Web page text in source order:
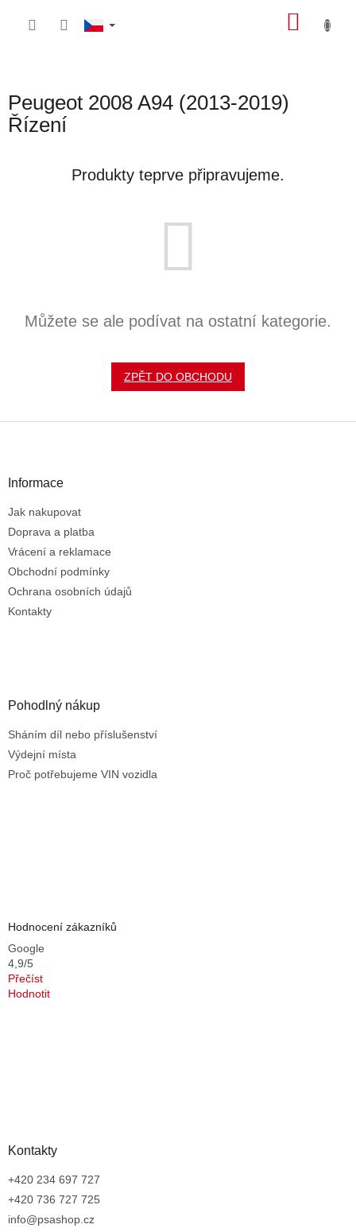
Peugeot 2008 A94 (2013-2019)
Řízení
Produkty teprve připravujeme.
Můžete se ale podívat na ostatní kategorie.
ZPĚT DO OBCHODU
Informace
Jak nakupovat
Doprava a platba
Vrácení a reklamace
Obchodní podmínky
Ochrana osobních údajů
Kontakty
Pohodlný nákup
Sháním díl nebo příslušenství
Výdejní místa
Proč potřebujeme VIN vozidla
Hodnocení zákazníků
Google
4,9/5
Přečíst
Hodnotit
Kontakty
+420 234 697 727
+420 736 727 725
info@psashop.cz